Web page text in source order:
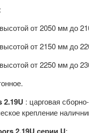
от 2050 мм до
от 2150 мм до
от 2250 мм до
2.19U : царговая
крепление
: